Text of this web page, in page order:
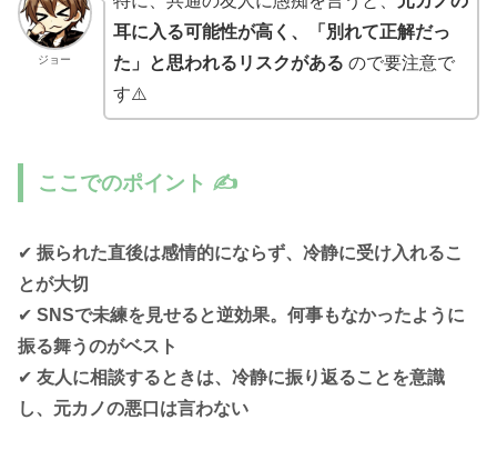
ジョー
耳に入る可能性が高く、「別れて正解だっ
た」と思われるリスクがある ので要注意で
す⚠️
ここでのポイント ✍️
✔ 振られた直後は感情的にならず、冷静に受け入れるこ
とが大切
✔ SNSで未練を見せると逆効果。何事もなかったように
振る舞うのがベスト
✔ 友人に相談するときは、冷静に振り返ることを意識
し、元カノの悪口は言わない